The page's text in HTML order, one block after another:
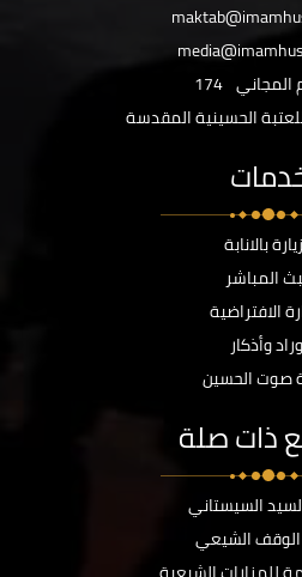
المجاني 174
الحسينية المقدسة
بالانابة
المباشر
الافتراضية
وأذكار
صوت الحسين
ذات صلة
السيستاني
الوقف الشيعي